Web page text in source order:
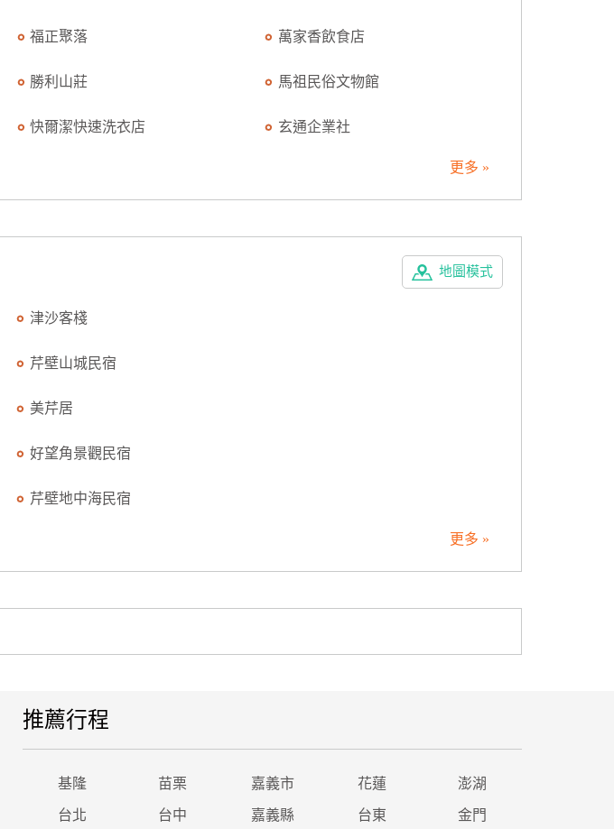
福正聚落 萬家香飲食店
勝利山莊 馬祖民俗文物館
快爾潔快速洗衣店 玄通企業社
更多 »
地圖模式
津沙客棧
芹壁山城民宿
美芹居
好望角景觀民宿
芹壁地中海民宿
更多 »
推薦行程
基隆 苗栗 嘉義市 花蓮 澎湖
台北 台中 嘉義縣 台東 金門